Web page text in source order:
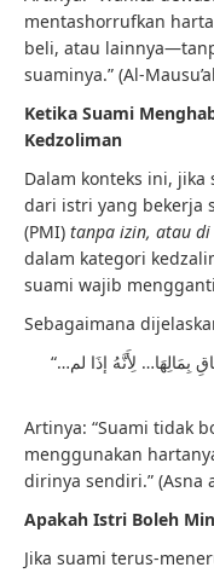
mentashorrufkan
beli, atau
suaminya.” (Al-
Ketika Suami
Kedzoliman
Dalam konteks ini,
dari istri yang bekerja
(PMI) tanpa izin, atau
dalam kategori
suami wajib
Sebagaimana
“…فَلَيْسَ له مَنْعُهَا من ذلك وَإِنْ قَدَرَتْ على الْإِنْفَاقِ بِمَالِهَا… لِأَنَّهُ إذَا لم
Artinya: “Suami tidak
menggunakan
dirinya sendiri.” (Asna
Apakah Istri Boleh
Jika suami terus-